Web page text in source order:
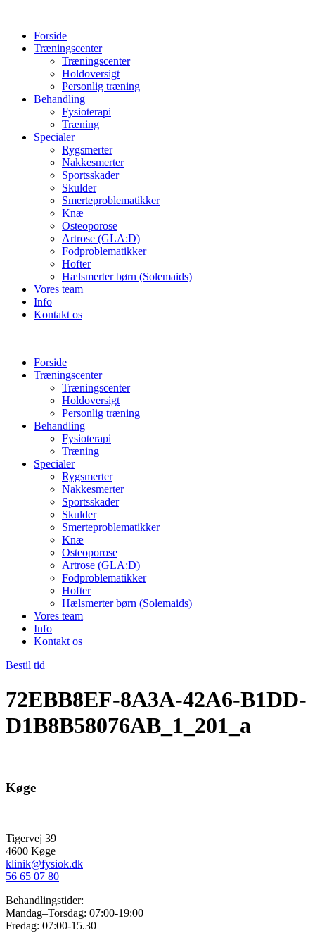
Forside
Træningscenter
Træningscenter
Holdoversigt
Personlig træning
Behandling
Fysioterapi
Træning
Specialer
Rygsmerter
Nakkesmerter
Sportsskader
Skulder
Smerteproblematikker
Knæ
Osteoporose
Artrose (GLA:D)
Fodproblematikker
Hofter
Hælsmerter børn (Solemaids)
Vores team
Info
Kontakt os
Forside
Træningscenter
Træningscenter
Holdoversigt
Personlig træning
Behandling
Fysioterapi
Træning
Specialer
Rygsmerter
Nakkesmerter
Sportsskader
Skulder
Smerteproblematikker
Knæ
Osteoporose
Artrose (GLA:D)
Fodproblematikker
Hofter
Hælsmerter børn (Solemaids)
Vores team
Info
Kontakt os
Bestil tid
72EBB8EF-8A3A-42A6-B1DD-
D1B8B58076AB_1_201_a
Køge
Tigervej 39
4600 Køge
klinik@fysiok.dk
56 65 07 80
Behandlingstider:
Mandag–Torsdag: 07:00-19:00
Fredag: 07:00-15.30